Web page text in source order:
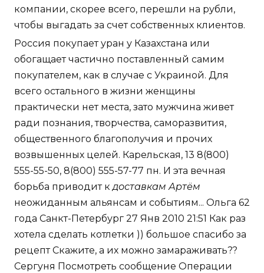
компании, скорее всего, перешли на рубли,
чтобы выгадать за счет собственных клиентов.
Россия покупает уран у Казахстана или
обогащает частично поставленный самим
покупателем, как в случае с Украиной. Для
всего остального в жизни женщины
практически нет места, зато мужчина живет
ради познания, творчества, саморазвития,
общественного благополучия и прочих
возвышенных целей. Карельская, 13 8(800)
555-55-50, 8(800) 555-57-77 пн. И эта вечная
борьба приводит кдоставкам Артём
неожиданным альянсам и событиям... Ольга 62
года Санкт-Петербург 27 Янв 2010 21:51 Как раз
хотела сделать котлетки )) большое спасибо за
рецепт Скажите, а их можно замараживать??
Сергуня Посмотреть сообщение Операции